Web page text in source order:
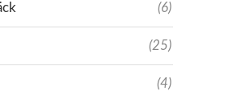
(6)
(25)
(4)